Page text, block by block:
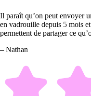
Il paraît qu’on peut envoyer
en vadrouille depuis 5 mois
permettent de partager ce
– Nathan